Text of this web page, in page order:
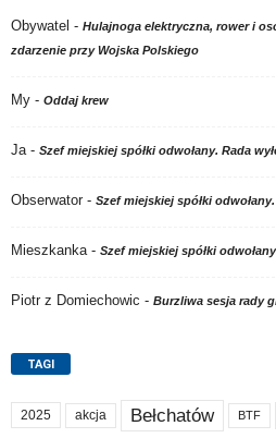
Obywatel - Hulajnoga elektryczna, rower i
zdarzenie przy Wojska Polskiego
My - Oddaj krew
Ja - Szef miejskiej spółki odwołany. Rada
Obserwator - Szef miejskiej spółki
Mieszkanka - Szef miejskiej spółki
Piotr z Domiechowic - Burzliwa sesja rady
TAGI
2025 akcja Bełchatów BTF